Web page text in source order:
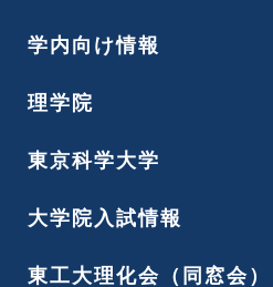
学内向け情報
理学院
東京科学大学
大学院入試情報
東工大理化会（同窓会）